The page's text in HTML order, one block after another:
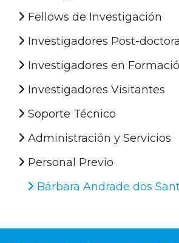
Fellows de Investigación
Investigadores Post-
Investigadores en
Investigadores Visitantes
Soporte Técnico
Administración y Servicios
Personal Previo
Bárbara Andrade dos